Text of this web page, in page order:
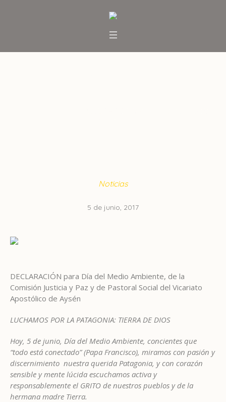
Noticias
5 de junio, 2017
DECLARACIÓN para Día del Medio Ambiente, de la
Comisión Justicia y Paz y de Pastoral Social del Vicariato
Apostólico de Aysén
LUCHAMOS POR LA PATAGONIA: TIERRA DE DIOS
Hoy, 5 de junio, Día del Medio Ambiente, concientes que
“todo está conectado” (Papa Francisco), miramos con pasión y
discernimiento nuestra querida Patagonia, y con corazón
sensible y mente lúcida escuchamos activa y
responsablemente el GRITO de nuestros pueblos y de la
hermana madre Tierra.